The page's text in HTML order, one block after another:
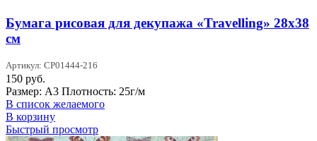
Бумага рисовая для декупажа «Travelling» 28х38
см
Артикул: CP01444-216
150 руб.
Размер: А3 Плотность: 25г/м
В список желаемого
В корзину
Быстрый просмотр